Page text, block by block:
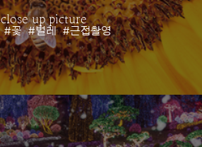
close up picture
#꽃 #벌레 #근접촬영